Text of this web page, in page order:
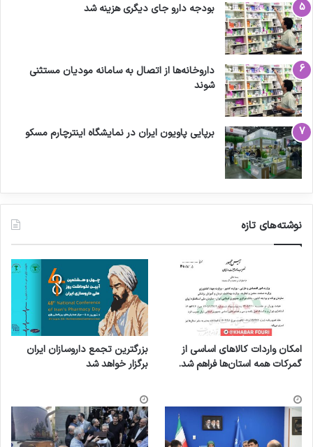
بودجه دارو جای دیگری هزینه شد
داروخانه‌ها از اتصال به سامانه مودیان مستثنی
شوند
برپایی پاویون ایران در نمایشگاه اینترچارم مسکو
نوشته‌های تازه
امکان واردات کالاهای اساسی از
گمرکات همه استان‌ها فراهم شد.
بزرگترین تجمع داروسازان ایران
برگزار خواهد شد